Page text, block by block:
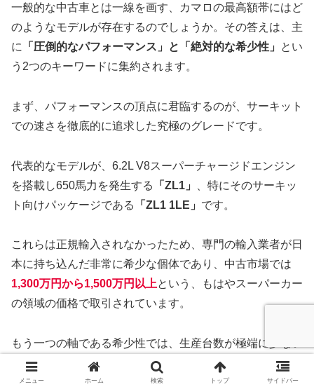
一般的な中古車とは一線を画す、カマロの最高額帯にはど
のようなモデルが存在するのでしょうか。その答えは、主
に
「圧倒的なパフォーマンス」と「絶対的な希少性」
とい
う2つのキーワードに集約されます。
まず、パフォーマンスの頂点に君臨するのが、サーキット
での速さを徹底的に追求した究極のグレードです。
代表的なモデルが、6.2L V8スーパーチャージドエンジン
を搭載し650馬力を発生する
「ZL1」
、特にそのサーキッ
ト向けパッケージである
「ZL1 1LE」 です。
これらは正規輸入されなかったため、専門の輸入業者が日
本に持ち込んだ非常に希少な個体であり、中古市場では
1,300万円から1,500万円以上という、もはやスーパーカー
の領域の価格で取引されています。
もう一つの軸である希少性では、生産台数が極端に少ない
公式の限定車や、歴史を締めくくる最終モデルが該当しま
す。例えば、6代目の最後に日本国内50台限定で販売され
メニュー ホーム 検索 トップ サイドバー